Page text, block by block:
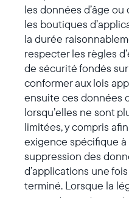
les données d’âge
les boutiques
la durée
respecter les règles
de sécurité fondés
conformer aux lois
ensuite ces données
lorsqu’elles ne sont
limitées, y compris
exigence spécifique
suppression des
d’applications une
terminé. Lorsque la